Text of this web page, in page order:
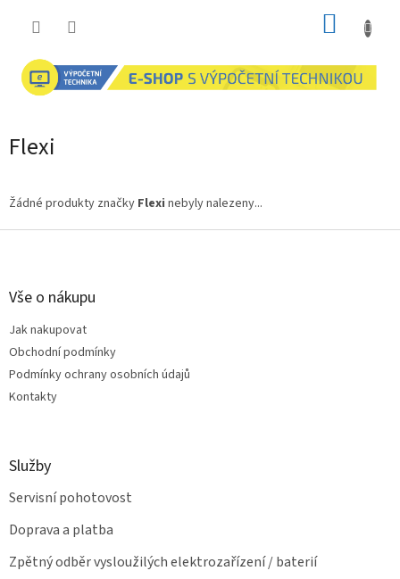
Flexi
Žádné produkty značky Flexi nebyly nalezeny...
Z
Vše o nákupu
Jak nakupovat
Obchodní podmínky
Podmínky ochrany osobních údajů
Kontakty
Služby
Servisní pohotovost
Doprava a platba
Zpětný odběr vysloužilých elektrozařízení / baterií